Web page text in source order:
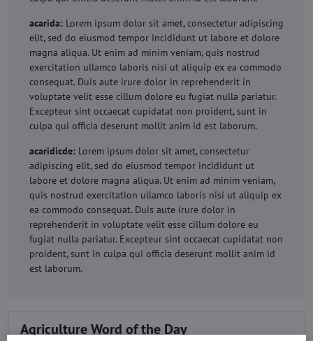
acarida: Lorem ipsum dolor sit amet, consectetur adipiscing
elit, sed do eiusmod tempor incididunt ut labore et dolore
magna aliqua. Ut enim ad minim veniam, quis nostrud
exercitation ullamco laboris nisi ut aliquip ex ea commodo
consequat. Duis aute irure dolor in reprehenderit in
voluptate velit esse cillum dolore eu fugiat nulla pariatur.
Excepteur sint occaecat cupidatat non proident, sunt in
culpa qui officia deserunt mollit anim id est laborum.
acaridicde: Lorem ipsum dolor sit amet, consectetur
adipiscing elit, sed do eiusmod tempor incididunt ut
labore et dolore magna aliqua. Ut enim ad minim veniam,
quis nostrud exercitation ullamco laboris nisi ut aliquip ex
ea commodo consequat. Duis aute irure dolor in
reprehenderit in voluptate velit esse cillum dolore eu
fugiat nulla pariatur. Excepteur sint occaecat cupidatat non
proident, sunt in culpa qui officia deserunt mollit anim id
est laborum.
Agriculture Word of the Day